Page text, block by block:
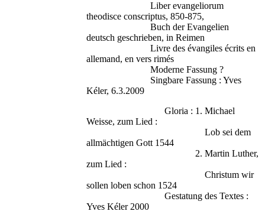
Liber evangeliorum
theodisce conscriptus, 850-875,
Buch der Evangelien
deutsch geschrieben, in Reimen
Livre des évangiles écrits en
allemand, en vers rimés
Moderne Fassung ?
Singbare Fassung : Yves
Kéler, 6.3.2009
Gloria : 1. Michael
Weisse, zum Lied :
Lob sei dem
allmächtigen Gott 1544
2. Martin Luther,
zum Lied :
Christum wir
sollen loben schon 1524
Gestatung des Textes :
Yves Kéler 2000